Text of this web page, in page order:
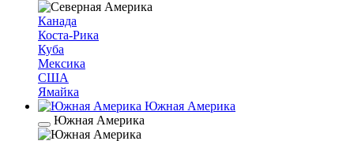
Канада
Коста-Рика
Куба
Мексика
США
Ямайка
Южная Америка
Южная Америка